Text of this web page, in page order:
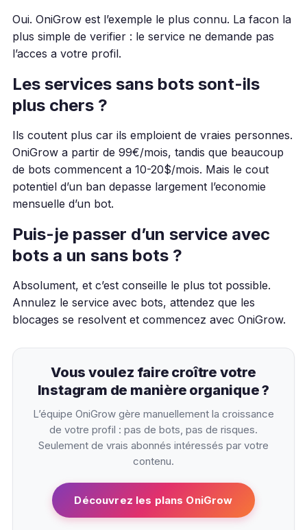
Oui. OniGrow est l’exemple le plus connu. La facon la
plus simple de verifier : le service ne demande pas
l’acces a votre profil.
Les services sans bots sont-ils
plus chers ?
Ils coutent plus car ils emploient de vraies personnes.
OniGrow a partir de 99€/mois, tandis que beaucoup
de bots commencent a 10-20$/mois. Mais le cout
potentiel d’un ban depasse largement l’economie
mensuelle d’un bot.
Puis-je passer d’un service avec
bots a un sans bots ?
Absolument, et c’est conseille le plus tot possible.
Annulez le service avec bots, attendez que les
blocages se resolvent et commencez avec OniGrow.
Vous voulez faire croître votre
Instagram de manière organique ?
L’équipe OniGrow gère manuellement la croissance
de votre profil : pas de bots, pas de risques.
Seulement de vrais abonnés intéressés par votre
contenu.
Découvrez les plans OniGrow